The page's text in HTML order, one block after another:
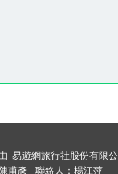
易遊網旅行社股份有限
甫彥 聯絡人：楊江萍